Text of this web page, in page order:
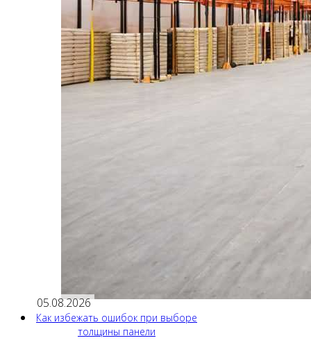
05.08.2026
Как избежать ошибок при выборе
толщины панели